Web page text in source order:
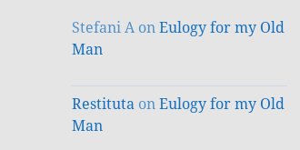
Stefani AonEulogy for my Old
Man
Restituta onEulogy for my Old
Man